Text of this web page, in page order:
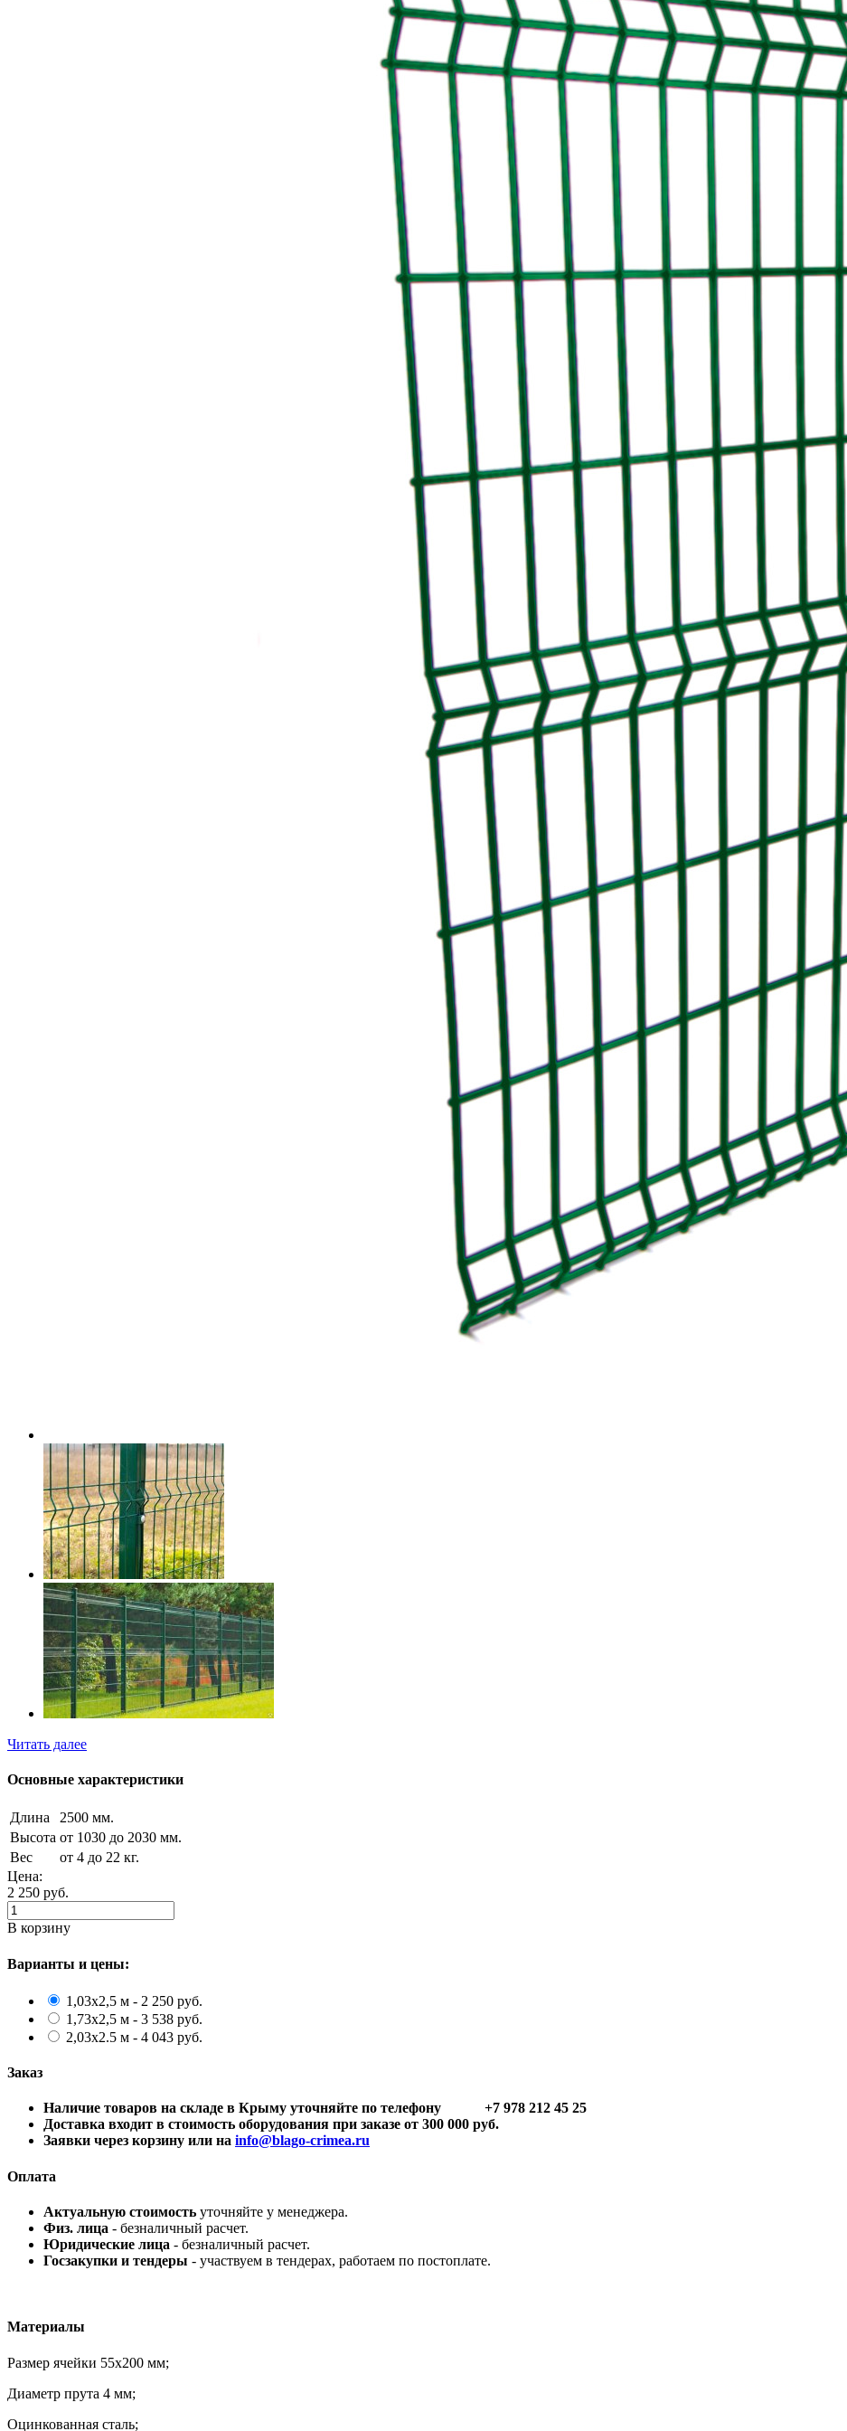
Читать далее
Основные характеристики
Длина
2500 мм.
Высота от 1030 до 2030 мм.
Вес
от 4 до 22 кг.
Цена:
2 250 руб.
В корзину
Варианты и цены:
1,03х2,5 м - 2 250 руб.
1,73х2,5 м - 3 538 руб.
2,03х2.5 м - 4 043 руб.
Заказ
Наличие товаров на складе в Крыму уточняйте по телефону +7 978 212 45 25
Доставка входит в стоимость оборудования при заказе от 300 000 руб.
Заявки через корзину или на info@blago-crimea.ru
Оплата
Актуальную стоимость уточняйте у менеджера.
Физ. лица - безналичный расчет.
Юридические лица - безналичный расчет.
Госзакупки и тендеры - участвуем в тендерах, работаем по постоплате.
Материалы
Размер ячейки 55х200 мм;
Диаметр прута 4 мм;
Оцинкованная сталь;